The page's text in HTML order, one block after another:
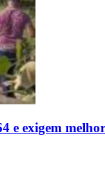
e exigem